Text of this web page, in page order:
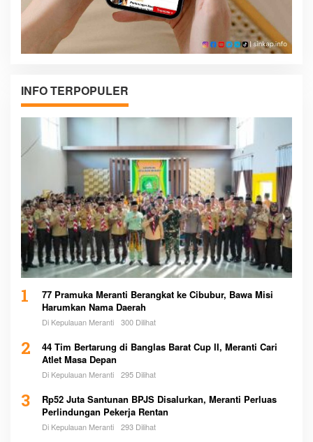
INFO TERPOPULER
1
77 Pramuka Meranti Berangkat ke Cibubur, Bawa Misi
Harumkan Nama Daerah
Di Kepulauan Meranti 300 Dilihat
2
44 Tim Bertarung di Banglas Barat Cup II, Meranti Cari
Atlet Masa Depan
Di Kepulauan Meranti 295 Dilihat
3
Rp52 Juta Santunan BPJS Disalurkan, Meranti Perluas
Perlindungan Pekerja Rentan
Di Kepulauan Meranti 293 Dilihat